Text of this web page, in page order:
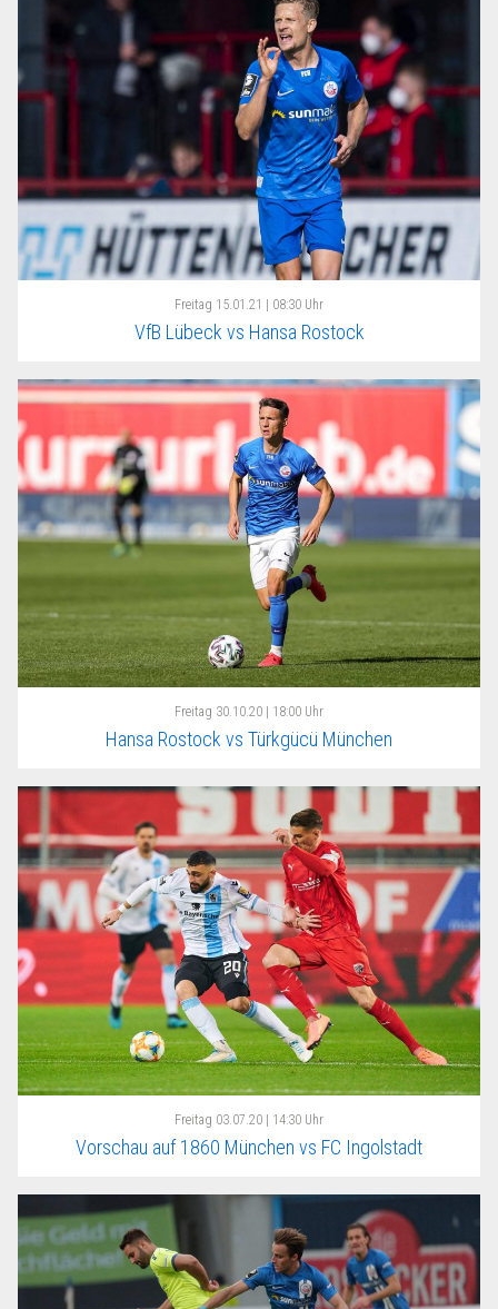
Freitag 15.01.21 | 08:30 Uhr
VfB Lübeck vs Hansa Rostock
Freitag 30.10.20 | 18:00 Uhr
Hansa Rostock vs Türkgücü München
Freitag 03.07.20 | 14:30 Uhr
Vorschau auf 1860 München vs FC Ingolstadt